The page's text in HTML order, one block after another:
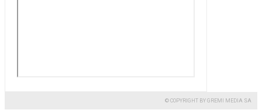
© COPYRIGHT BY GREMI MEDIA SA